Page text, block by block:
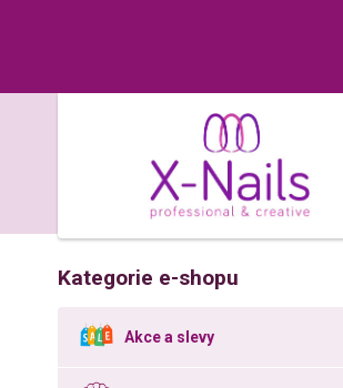
Kategorie e-shopu
Akce a slevy